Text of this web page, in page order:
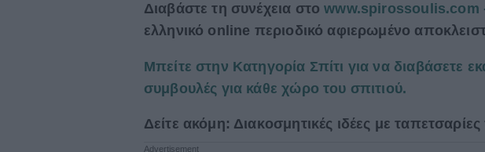
Διαβάστε τη συνέχεια στοwww.spirossoulis.com
ελληνικό online περιοδικό αφιερωμένο
Μπείτε στην Κατηγορία Σπίτι για να διαβάσετε
συμβουλές για κάθε χώρο του σπιτιού.
Δείτε ακόμη: Διακoσμητικές ιδέες με